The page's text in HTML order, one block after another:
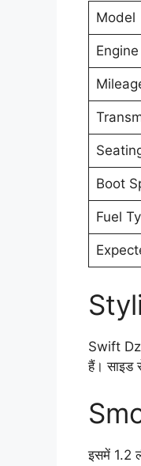
Model
Engine
Boot
Fuel
Swift
हैं। साइड
इसमें 1.2